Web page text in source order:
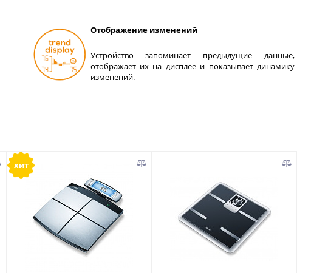
Отображение изменений
Устройство запоминает предыдущие данные,
отображает их на дисплее и показывает динамику
изменений.
хит